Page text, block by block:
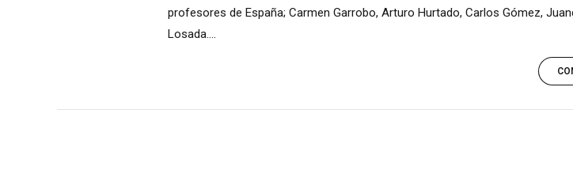
profesores de España; Carmen Garrobo, Arturo Hurtado, Carlos Gómez,
Losada....